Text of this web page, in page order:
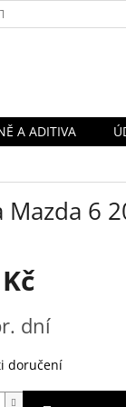
A ADITIVA
6
dní
doručení